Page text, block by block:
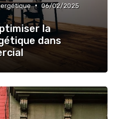
• 06/02/2025
la
dans